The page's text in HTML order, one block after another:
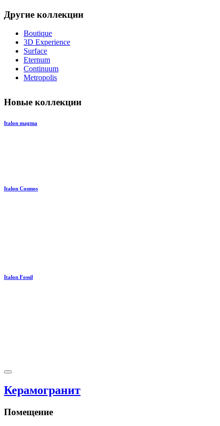
Другие коллекции
Boutique
3D Experience
Surface
Eternum
Continuum
Metropolis
Новые коллекции
Italon magma
Italon Cosmos
Italon Fossil
Керамогранит
Помещение